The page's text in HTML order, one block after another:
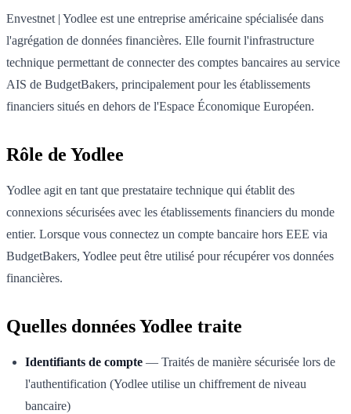
Envestnet | Yodlee est une entreprise américaine spécialisée dans
l'agrégation de données financières. Elle fournit l'infrastructure
technique permettant de connecter des comptes bancaires au service
AIS de BudgetBakers, principalement pour les établissements
financiers situés en dehors de l'Espace Économique Européen.
Rôle de Yodlee
Yodlee agit en tant que prestataire technique qui établit des
connexions sécurisées avec les établissements financiers du monde
entier. Lorsque vous connectez un compte bancaire hors EEE via
BudgetBakers, Yodlee peut être utilisé pour récupérer vos données
financières.
Quelles données Yodlee traite
Identifiants de compte — Traités de manière sécurisée lors de
l'authentification (Yodlee utilise un chiffrement de niveau
bancaire)